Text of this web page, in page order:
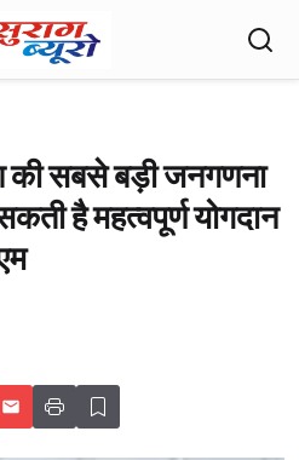
की सबसे बड़ी जनगणना
है महत्वपूर्ण योगदान